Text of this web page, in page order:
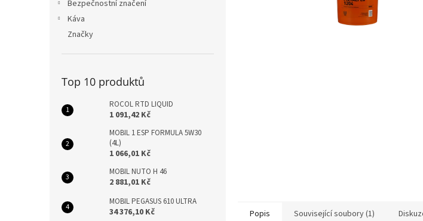
Bezpečnostní značení
Káva
Značky
Top 10 produktů
ROCOL RTD LIQUID
1 091,42 Kč
MOBIL 1 ESP FORMULA 5W30
(4L)
1 066,01 Kč
MOBIL NUTO H 46
2 881,01 Kč
MOBIL PEGASUS 610 ULTRA
34 376,10 Kč Popis Související soubory (1)